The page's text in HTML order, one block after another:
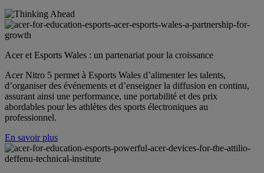
Acer et Esports Wales : un partenariat pour la croissance
Acer Nitro 5 permet à Esports Wales d’alimenter les talents,
d’organiser des événements et d’enseigner la diffusion en continu,
assurant ainsi une performance, une portabilité et des prix
abordables pour les athlètes des sports électroniques au
professionnel.
En savoir plus